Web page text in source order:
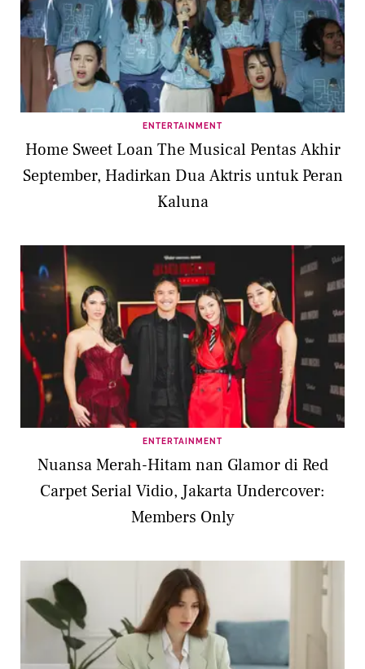
ENTERTAINMENT
Home Sweet Loan The Musical Pentas Akhir
September, Hadirkan Dua Aktris untuk Peran
Kaluna
ENTERTAINMENT
Nuansa Merah-Hitam nan Glamor di Red
Carpet Serial Vidio, Jakarta Undercover:
Members Only